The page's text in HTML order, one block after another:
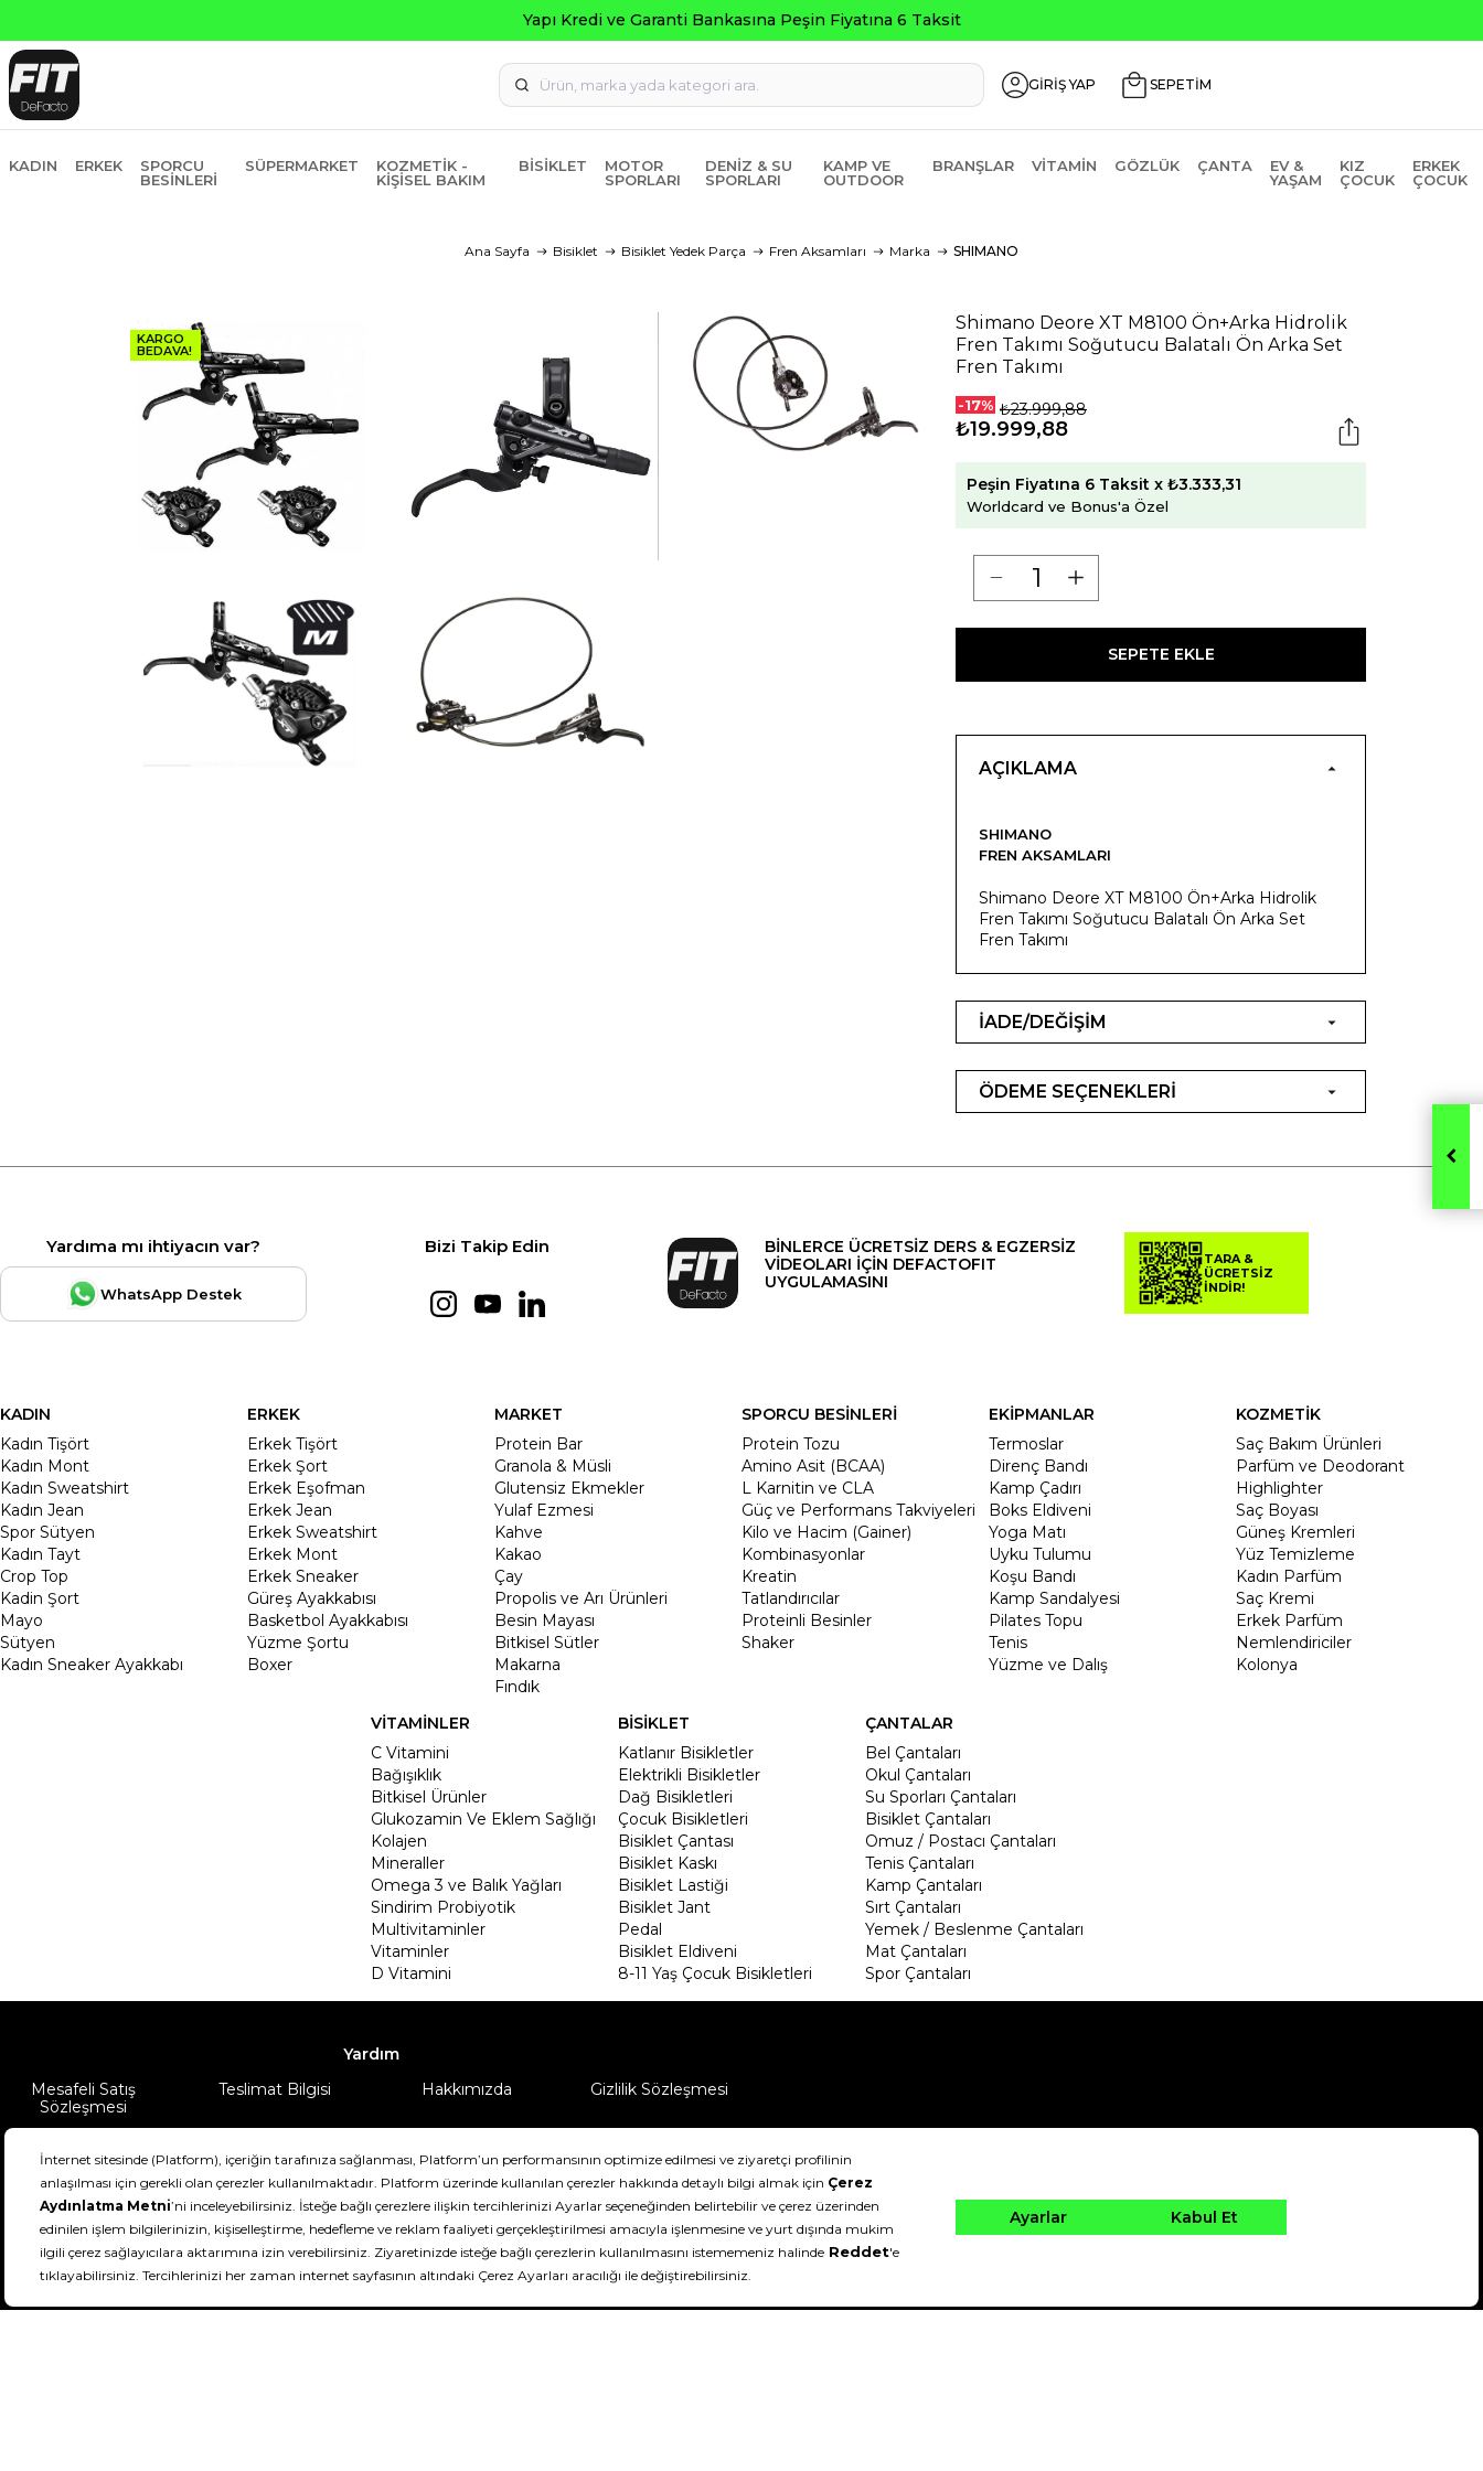
GİRİŞ YAP SEPETİM
KADIN ERKEK
SPORCU
BESINLERI
SÜPERMARKET
KOZMETIK -
KIŞISEL BAKIM
BISIKLET
MOTOR
SPORLARI
DENIZ & SU
SPORLARI
KAMP VE
OUTDOOR
BRANŞLAR VITAMIN GÖZLÜK ÇANTA
EV &
YAŞAM
KIZ
ÇOCUK
ERKEK
ÇOCUK
Ana Sayfa Bisiklet Bisiklet Yedek Parça Fren Aksamları Marka SHIMANO
KARGO
BEDAVA!
Shimano Deore XT M8100 Ön+Arka Hidrolik
Fren Takımı Soğutucu Balatalı Ön Arka Set
Fren Takımı
-17% ₺23.999,88
₺19.999,88
Peşin Fiyatına 6 Taksit x ₺3.333,31
Worldcard ve Bonus'a Özel
SEPETE EKLE
AÇIKLAMA
SHIMANO
FREN AKSAMLARI
Shimano Deore XT M8100 Ön+Arka Hidrolik
Fren Takımı Soğutucu Balatalı Ön Arka Set
Fren Takımı
İADE/DEĞİŞİM
ÖDEME SEÇENEKLERİ
Yardıma mı ihtiyacın var?
WhatsApp Destek
Bizi Takip Edin
BİNLERCE ÜCRETSİZ DERS & EGZERSİZ
VİDEOLARI İÇİN DEFACTOFIT
UYGULAMASINI
TARA &
ÜCRETSİZ
İNDİR!
KADIN
Kadın Tişört
Kadın Mont
Kadın Sweatshirt
Kadın Jean
Spor Sütyen
Kadın Tayt
Crop Top
Kadin Şort
Mayo
Sütyen
Kadın Sneaker Ayakkabı
ERKEK
Erkek Tişört
Erkek Şort
Erkek Eşofman
Erkek Jean
Erkek Sweatshirt
Erkek Mont
Erkek Sneaker
Güreş Ayakkabısı
Basketbol Ayakkabısı
Yüzme Şortu
Boxer
MARKET
Protein Bar
Granola & Müsli
Glutensiz Ekmekler
Yulaf Ezmesi
Kahve
Kakao
Çay
Propolis ve Arı Ürünleri
Besin Mayası
Bitkisel Sütler
Makarna
Fındık
SPORCU BESİNLERİ
Protein Tozu
Amino Asit (BCAA)
L Karnitin ve CLA
Güç ve Performans Takviyeleri
Kilo ve Hacim (Gainer)
Kombinasyonlar
Kreatin
Tatlandırıcılar
Proteinli Besinler
Shaker
EKİPMANLAR
Termoslar
Direnç Bandı
Kamp Çadırı
Boks Eldiveni
Yoga Matı
Uyku Tulumu
Koşu Bandı
Kamp Sandalyesi
Pilates Topu
Tenis
Yüzme ve Dalış
KOZMETİK
Saç Bakım Ürünleri
Parfüm ve Deodorant
Highlighter
Saç Boyası
Güneş Kremleri
Yüz Temizleme
Kadın Parfüm
Saç Kremi
Erkek Parfüm
Nemlendiriciler
Kolonya
VİTAMİNLER
C Vitamini
Bağışıklık
Bitkisel Ürünler
Glukozamin Ve Eklem Sağlığı
Kolajen
Mineraller
Omega 3 ve Balık Yağları
Sindirim Probiyotik
Multivitaminler
Vitaminler
D Vitamini
BİSİKLET
Katlanır Bisikletler
Elektrikli Bisikletler
Dağ Bisikletleri
Çocuk Bisikletleri
Bisiklet Çantası
Bisiklet Kaskı
Bisiklet Lastiği
Bisiklet Jant
Pedal
Bisiklet Eldiveni
8-11 Yaş Çocuk Bisikletleri
ÇANTALAR
Bel Çantaları
Okul Çantaları
Su Sporları Çantaları
Bisiklet Çantaları
Omuz / Postacı Çantaları
Tenis Çantaları
Kamp Çantaları
Sırt Çantaları
Yemek / Beslenme Çantaları
Mat Çantaları
Spor Çantaları
Yardım
Mesafeli Satış
Sözleşmesi
Teslimat Bilgisi Hakkımızda Gizlilik Sözleşmesi
DeFactoFIT ©️ 2022-2026. Tüm hakları saklıdır.